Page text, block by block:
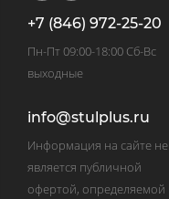
+7 (846) 972-25-20
Пн-Пт 09:00-18:00 Сб-Вс
выходные
info@stulplus.ru
Информация на сайте не
является публичной
офертой, определяемой